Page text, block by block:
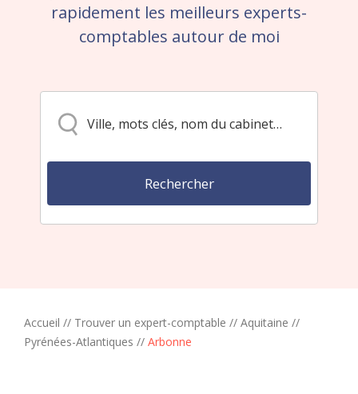
rapidement les meilleurs experts-
comptables autour de moi
Accueil // Trouver un expert-comptable // Aquitaine //
Pyrénées-Atlantiques // Arbonne